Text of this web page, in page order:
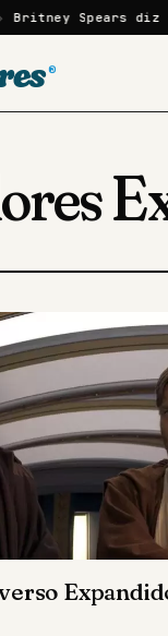
Spears diz que
®